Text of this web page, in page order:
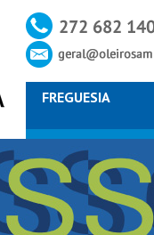
FREGUESIA